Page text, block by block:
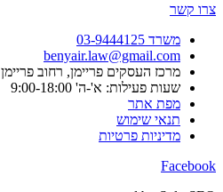
צרו קשר
משרד 03-9444125
benyair.law@gmail.com
מרכז העסקים פריימן, רחוב פריימן 5, ראשון לציון.
שעות פעילות: א'-ה' 9:00-18:00
מפת אתר
תנאי שימוש
מדיניות פרטיות
Facebook